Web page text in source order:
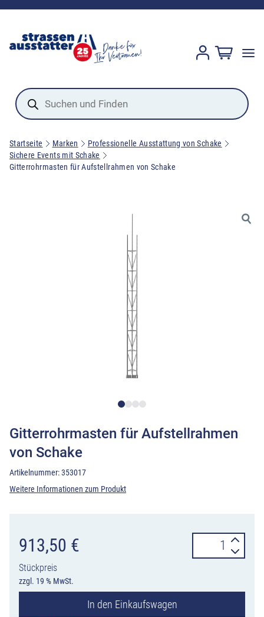
Products
search
Startseite Marken
Professionelle Ausstattung von Schake
Sichere Events mit Schake
Gitterrohrmasten für Aufstellrahmen von Schake
Gitterrohrmasten für Aufstellrahmen
von Schake
Artikelnummer:353017
Weitere Informationen zum Produkt
913,50 €
Stückpreis
zzgl. 19 % MwSt.
für
von
In den Einkaufswagen